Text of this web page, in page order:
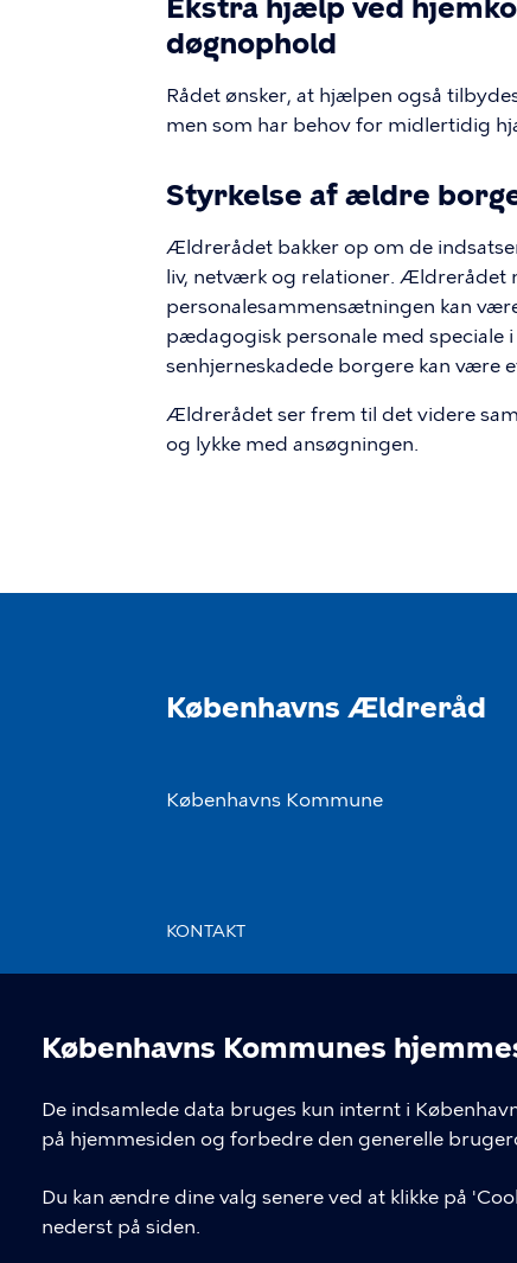
Københavns Kommunes
De indsamlede data bruges kun internt i
på hjemmesiden og forbedre den generelle
Du kan ændre dine valg senere ved at klikke på
nederst på siden.
Ekstra hjælp ved
døgnophold
Rådet ønsker, at hjælpen også
men som har behov for midlertidig
Styrkelse af ældre
Ældrerådet bakker op om de
liv, netværk og relationer. Ældrerådet
personalesammensætningen kan
pædagogisk personale med speciale
senhjerneskadede borgere kan være
Ældrerådet ser frem til det videre
og lykke med ansøgningen.
Københavns Ældreråd
Københavns Kommune
KONTAKT